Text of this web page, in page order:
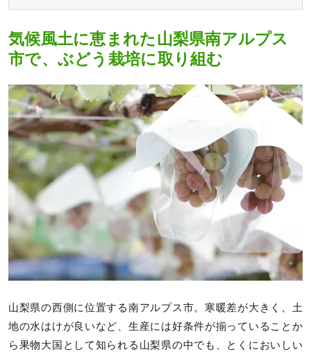
気候風土に恵まれた山梨県南アルプス
市で、ぶどう栽培に取り組む
山梨県の西側に位置する南アルプス市。寒暖差が大きく、土
地の水はけが良いなど、生産には好条件が揃っていることか
ら果物大国として知られる山梨県の中でも、とくにおいしい